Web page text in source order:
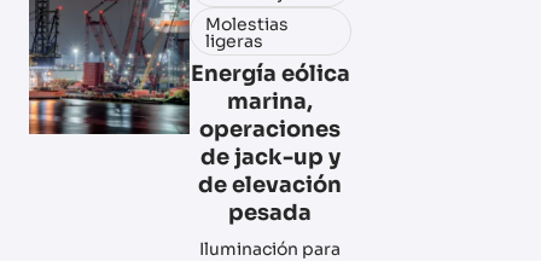
Molestias
ligeras
Energía eólica
marina,
operaciones
de jack-up y
de elevación
pesada
Iluminación para